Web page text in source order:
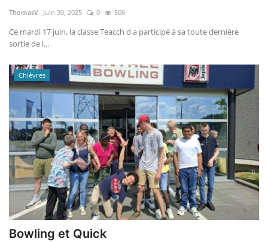
ThomasV Juin 30, 2025 0 506
Ce mardi 17 juin, la classe Teacch d a participé à sa toute dernière
sortie de l...
Chièvres
Bowling et Quick